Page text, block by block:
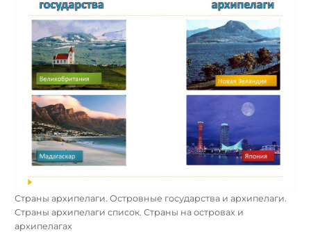
Страны архипелаги. Островные государства и архипелаги.
Страны архипелаги список. Страны на островах и
архипелагах